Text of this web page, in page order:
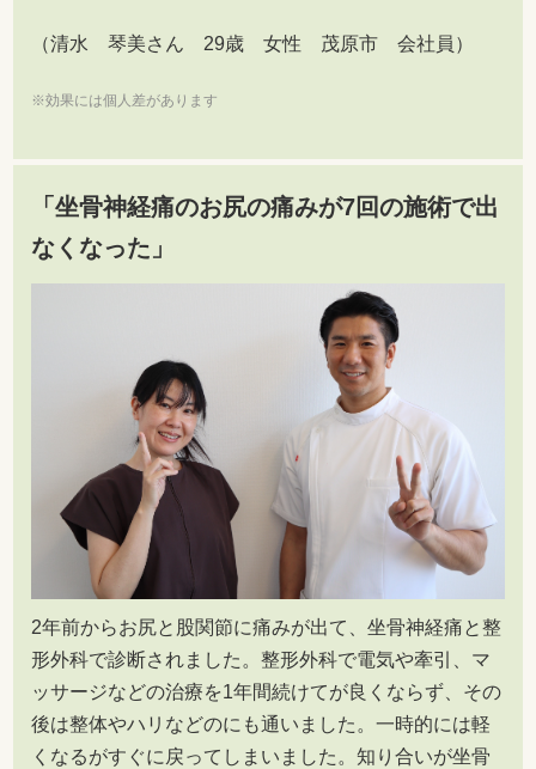
（清水 琴美さん 29歳 女性 茂原市 会社員）
※効果には個人差があります
「坐骨神経痛のお尻の痛みが7回の施術で出
なくなった」
2年前からお尻と股関節に痛みが出て、坐骨神経痛と整
形外科で診断されました。整形外科で電気や牽引、マ
ッサージなどの治療を1年間続けてが良くならず、その
後は整体やハリなどのにも通いました。一時的には軽
くなるがすぐに戻ってしまいました。知り合いが坐骨